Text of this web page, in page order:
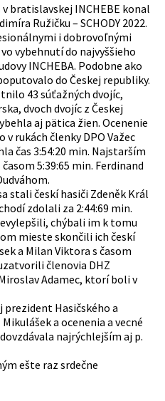
bratislavskej INCHEBE konal
Ružičku – SCHODY 2022.
i dobrovoľnými
vybehnutí do najvyššieho
INCHEBA. Podobne ako
do Českej republiky.
43 súťažných dvojíc,
dvoch dvojíc z Českej
aj pätica žien. Ocenenie
rukách členky DPO Važec
čas 3:54:20 min. Najstarším
5:39:65 min. Ferdinand
stali českí hasiči Zdeněk Král
zdolali za 2:44:69 min.
chýbali im k tomu
mieste skončili ich českí
a Milan Viktora s časom
členovia DHZ
Adamec, ktorí boli v
Hasičského a
a ocenenia a vecné
najrýchlejším aj p.
ešte raz srdečne